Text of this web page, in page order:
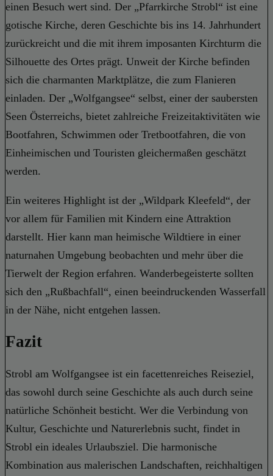
einen Besuch wert sind. Der „Pfarrkirche Strobl“ ist eine
gotische Kirche, deren Geschichte bis ins 14. Jahrhundert
zurückreicht und die mit ihrem imposanten Kirchturm die
Silhouette des Ortes prägt. Unweit der Kirche befinden
sich die charmanten Marktplätze, die zum Flanieren
einladen. Der „Wolfgangsee“ selbst, einer der saubersten
Seen Österreichs, bietet zahlreiche Freizeitaktivitäten wie
Bootfahren, Schwimmen oder Tretbootfahren, die von
Einheimischen und Touristen gleichermaßen geschätzt
werden.
Ein weiteres Highlight ist der „Wildpark Kleefeld“, der
vor allem für Familien mit Kindern eine Attraktion
darstellt. Hier kann man heimische Wildtiere in einer
naturnahen Umgebung beobachten und mehr über die
Tierwelt der Region erfahren. Wanderbegeisterte sollten
sich den „Rußbachfall“, einen beeindruckenden Wasserfall
in der Nähe, nicht entgehen lassen.
Fazit
Strobl am Wolfgangsee ist ein facettenreiches Reiseziel,
das sowohl durch seine Geschichte als auch durch seine
natürliche Schönheit besticht. Wer die Verbindung von
Kultur, Geschichte und Naturerlebnis sucht, findet in
Strobl ein ideales Urlaubsziel. Die harmonische
Kombination aus malerischen Landschaften, reichhaltigen